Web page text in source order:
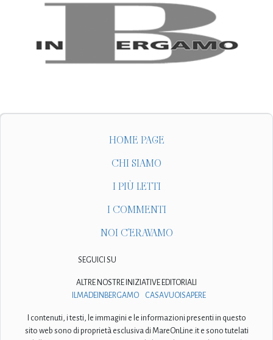
HOME PAGE
CHI SIAMO
I PIÙ LETTI
I COMMENTI
NOI C'ERAVAMO
SEGUICI SU
ALTRE NOSTRE INIZIATIVE EDITORIALI
ILMADEINBERGAMO
CASAVUOISAPERE
I contenuti, i testi, le immagini e le informazioni presenti in questo
sito web sono di proprietà esclusiva di MareOnLine.it e sono tutelati